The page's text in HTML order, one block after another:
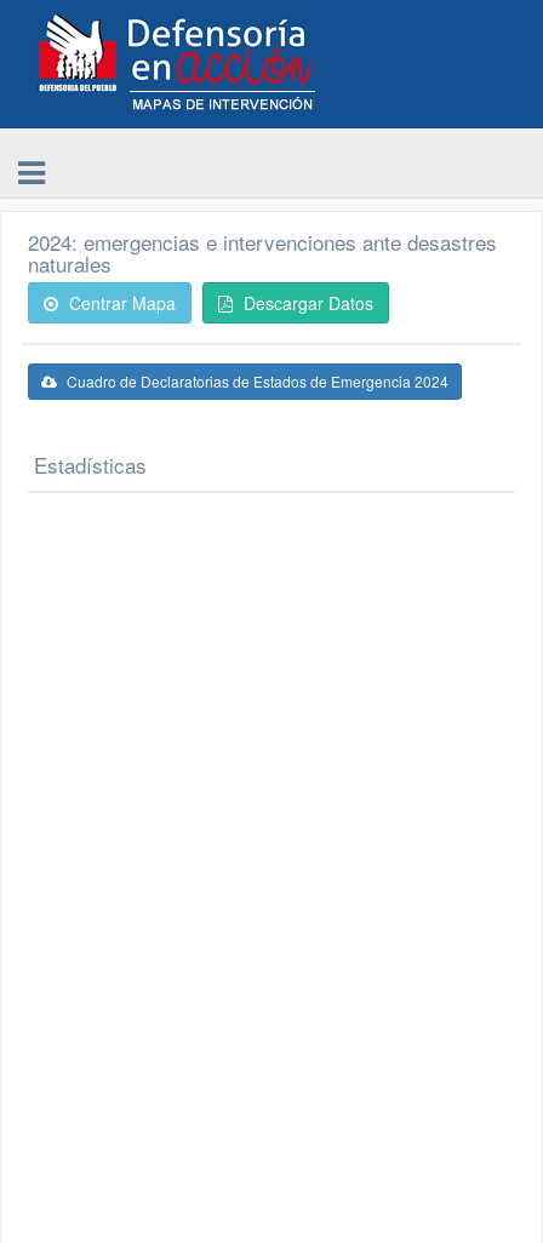
2024: emergencias e intervenciones ante desastres
naturales
Centrar Mapa Descargar Datos
Cuadro de Declaratorias de Estados de Emergencia 2024
Estadísticas